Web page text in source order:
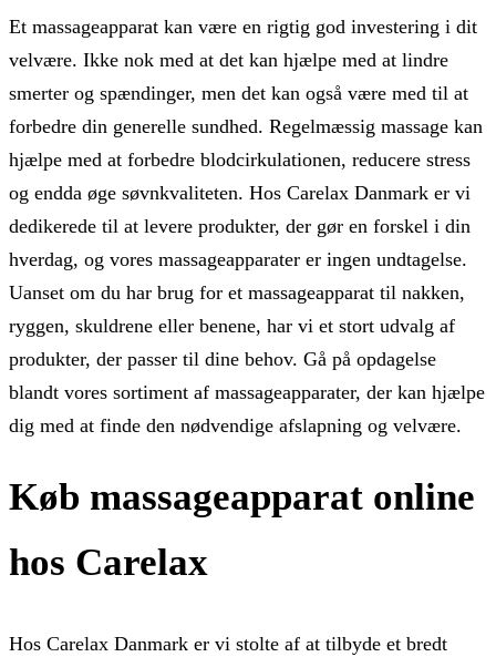
Et massageapparat kan være en rigtig god investering i dit
velvære. Ikke nok med at det kan hjælpe med at lindre
smerter og spændinger, men det kan også være med til at
forbedre din generelle sundhed. Regelmæssig massage kan
hjælpe med at forbedre blodcirkulationen, reducere stress
og endda øge søvnkvaliteten. Hos Carelax Danmark er vi
dedikerede til at levere produkter, der gør en forskel i din
hverdag, og vores massageapparater er ingen undtagelse.
Uanset om du har brug for et massageapparat til nakken,
ryggen, skuldrene eller benene, har vi et stort udvalg af
produkter, der passer til dine behov. Gå på opdagelse
blandt vores sortiment af massageapparater, der kan hjælpe
dig med at finde den nødvendige afslapning og velvære.
Køb massageapparat online
hos Carelax
Hos Carelax Danmark er vi stolte af at tilbyde et bredt